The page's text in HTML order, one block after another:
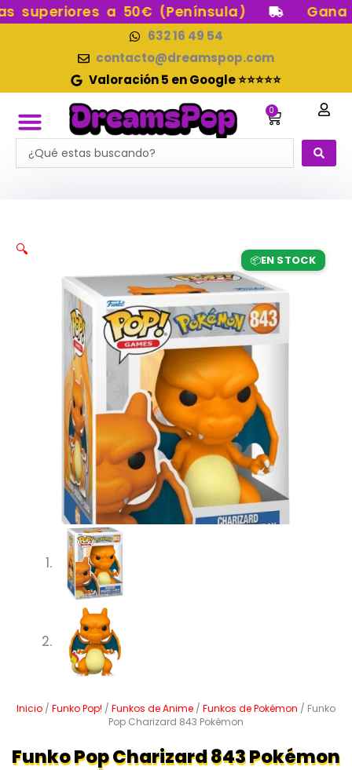
Ir
a 50€ (Península) Gana
632 16 49 54
contacto@dreamspop.com
Valoración 5 en Google ⭐⭐⭐⭐⭐
0
Carrito
Search
...
📦EN STOCK
🔍
Inicio / Funko Pop! / Funkos de Anime / Funkos de Pokémon / Funko
Pop Charizard 843 Pokémon
Funko Pop Charizard 843 Pokémon